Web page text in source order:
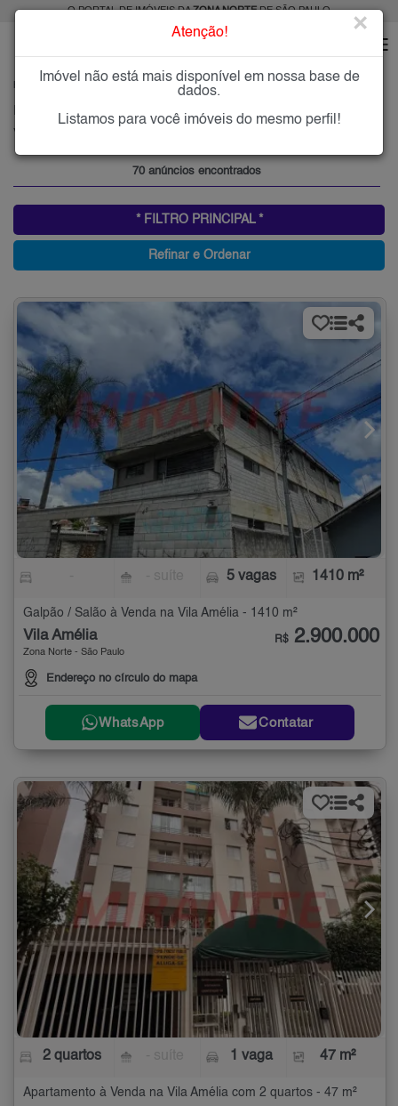
O PORTAL DE IMÓVEIS DAZONA NORTEDE SÃO PAULO
VILA AMÉLIA
Imóveis à Venda na Vila Amélia, Zona Norte de São Paulo
Vila Amélia, Zona Norte
70 anúncios encontrados
* FILTRO PRINCIPAL *
Refinar e Ordenar
5 vagas 1410 m²
Galpão / Salão à Venda na Vila Amélia - 1410 m²
Vila Amélia
Zona Norte - São Paulo
Endereço no círculo do mapa
R$ 2.900.000
WhatsApp Contatar
2 quartos 1 vaga 47 m²
Apartamento à Venda na Vila Amélia com 2 quartos - 47 m²
Atenção! ×
Imóvel não está mais disponível em nossa base de
dados.
Listamos para você imóveis do mesmo perfil!